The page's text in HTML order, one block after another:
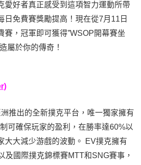
愛好者真正感受到這項智力運動所帶
日免費賽獎勵提高！現在從7月11日
賽，冠軍即可獲得”WSOP開幕賽坐
屬於你的傳奇！
推出的全新撲克平台，唯一獨家擁有
可確保玩家的盈利，在勝率達60%以
大大減少游戲的波動。 EV撲克擁有
及國際撲克錦標賽MTT和SNG賽事，